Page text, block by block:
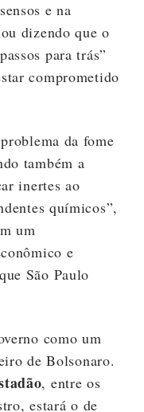
e na
dizendo que o
para trás”
comprometido
da fome
também a
inertes ao
químicos”,
um
e
São Paulo
como um
de Bolsonaro.
, entre os
estará o de